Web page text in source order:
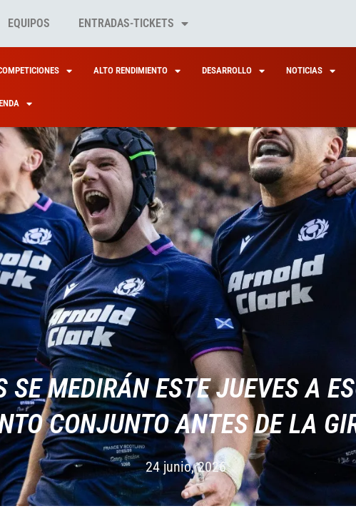
EQUIPOS ENTRADAS-TICKETS
ALTO RENDIMIENTO DESARROLLO NOTICIAS
SE MEDIRÁN ESTE JUEVES A
CONJUNTO ANTES DE LA
24 junio, 2026